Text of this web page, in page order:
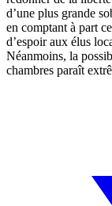
d’une plus grande
en comptant à part
d’espoir aux élus
Néanmoins, la
chambres paraît